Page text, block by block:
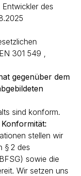
des
301 549 ,
gegenüber dem
sind konform.
stellen wir
§ 2 des
sowie die
Wir setzen uns